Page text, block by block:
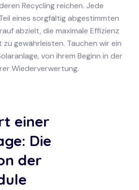
Recycling reichen. Jede
eines sorgfältig abgestimmten
abzielt, die maximale Effizienz
gewährleisten. Tauchen wir ein
von ihrem Beginn in der
Wiederverwertung.
einer
Die
der